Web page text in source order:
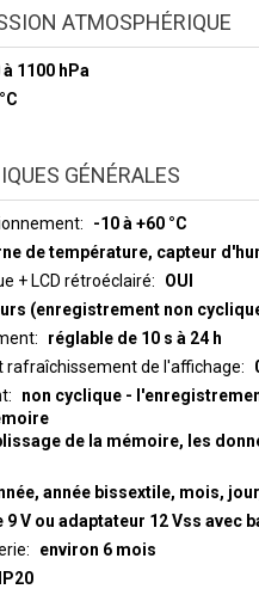
ATMOSPHÉRIQUE
à 1100 hPa
GÉNÉRALES
-10 à +60 °C
de température, capteur
+ LCD rétroéclairé
OUI
(enregistrement non
réglable de 10 s à 24 h
rafraîchissement de l'affichage
non cyclique -
de la mémoire, les
année bissextile, mois,
9 V ou adaptateur 12 Vss avec
environ 6 mois
IP20